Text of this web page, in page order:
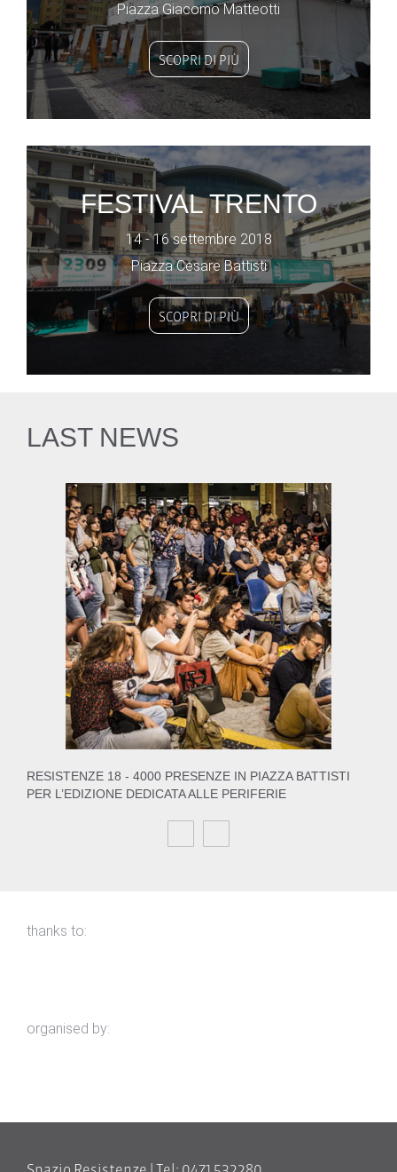
Piazza Giacomo Matteotti
SCOPRI DI PIÙ
FESTIVAL TRENTO
14 - 16 settembre 2018
Piazza Cesare Battisti
SCOPRI DI PIÙ
LAST NEWS
RESISTENZE 18 - 4000 PRESENZE IN PIAZZA BATTISTI
PER L’EDIZIONE DEDICATA ALLE PERIFERIE
thanks to:
organised by: